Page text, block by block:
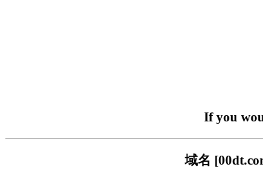
If you
域名